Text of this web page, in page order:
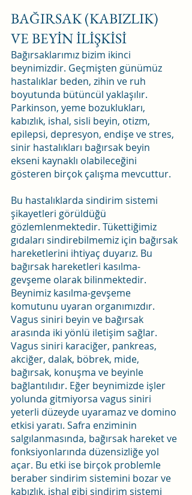
BAĞIRSAK (KABIZLIK)
VE BEYİN İLİŞKİSİ
Bağırsaklarımız bizim ikinci
beynimizdir. Geçmişten günümüz
hastalıklar beden, zihin ve ruh
boyutunda bütüncül yaklaşılır.
Parkinson, yeme bozuklukları,
kabızlık, ishal, sisli beyin, otizm,
epilepsi, depresyon, endişe ve stres,
sinir hastalıkları bağırsak beyin
ekseni kaynaklı olabileceğini
gösteren birçok çalışma mevcuttur.
Bu hastalıklarda sindirim sistemi
şikayetleri görüldüğü
gözlemlenmektedir. Tükettiğimiz
gıdaları sindirebilmemiz için bağırsak
hareketlerini ihtiyaç duyarız. Bu
bağırsak hareketleri kasılma-
gevşeme olarak bilinmektedir.
Beynimiz kasılma-gevşeme
komutunu uyaran organımızdır.
Vagus siniri beyin ve bağırsak
arasında iki yönlü iletişim sağlar.
Vagus siniri karaciğer, pankreas,
akciğer, dalak, böbrek, mide,
bağırsak, konuşma ve beyinle
bağlantılıdır. Eğer beynimizde işler
yolunda gitmiyorsa vagus siniri
yeterli düzeyde uyaramaz ve domino
etkisi yaratı. Safra enziminin
salgılanmasında, bağırsak hareket ve
fonksiyonlarında düzensizliğe yol
açar. Bu etki ise birçok problemle
beraber sindirim sistemini bozar ve
kabızlık, ishal gibi sindirim sistemi